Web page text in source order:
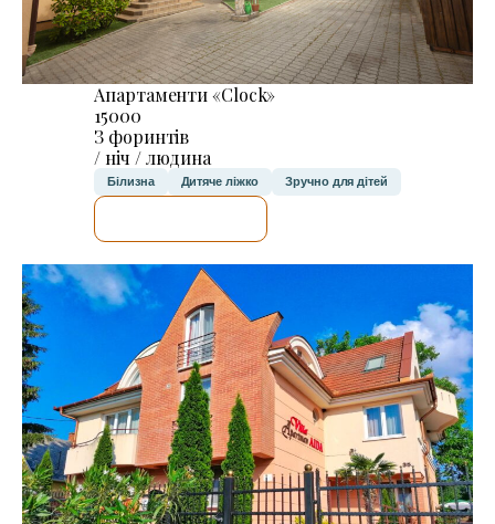
Апартаменти «Clock»
15000
З форинтів
/ ніч / людина
Білизна Дитяче ліжко Зручно для дітей